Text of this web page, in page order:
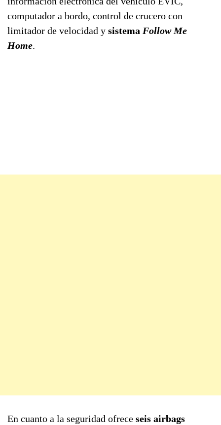
computador a bordo, control de crucero con
limitador de velocidad y sistema Follow Me
Home.
En cuanto a la seguridad ofrece seis airbags